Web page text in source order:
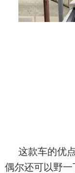
这款车的优
偶尔还可以野